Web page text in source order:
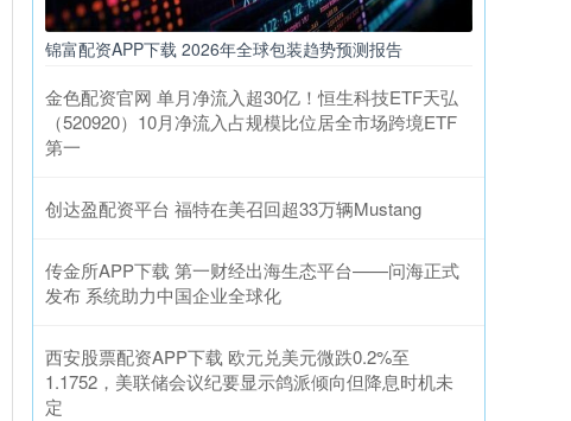
锦富配资APP下载 2026年全球包装趋势预测报告
金色配资官网 单月净流入超30亿！恒生科技ETF天弘
（520920）10月净流入占规模比位居全市场跨境ETF
第一
创达盈配资平台 福特在美召回超33万辆Mustang
传金所APP下载 第一财经出海生态平台——问海正式
发布 系统助力中国企业全球化
西安股票配资APP下载 欧元兑美元微跌0.2%至
1.1752，美联储会议纪要显示鸽派倾向但降息时机未
定